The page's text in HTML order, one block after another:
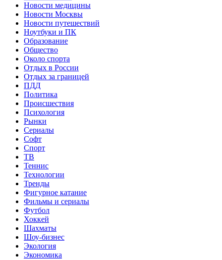
Новости медицины
Новости Москвы
Новости путешествий
Ноутбуки и ПК
Образование
Общество
Около спорта
Отдых в России
Отдых за границей
ПДД
Политика
Происшествия
Психология
Рынки
Сериалы
Софт
Спорт
ТВ
Теннис
Технологии
Тренды
Фигурное катание
Фильмы и сериалы
Футбол
Хоккей
Шахматы
Шоу-бизнес
Экология
Экономика